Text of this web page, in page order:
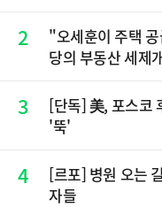
2
"오세훈이 주택
당의 부동산 세제
3
[단독] 美, 포스코
'뚝'
4
[르포] 병원 오는
자들